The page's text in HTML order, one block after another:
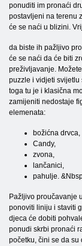
ponuditi im pronaći
postavljeni na terenu
će se naći u blizini.
da biste ih pažljivo
će se naći da će biti
preživljavanje.
puzzle i vidjeti svijetlu
toga tu je i klasična
zamijeniti nedostaje
elemenata:
božićna drvca,
Candy,
zvona,
lančanici,
pahulje.
Pažljivo proučavanje
ponoviti liniju i staviti
djeca će dobiti
ponudi skrbi pronaći
početku, čini se da su